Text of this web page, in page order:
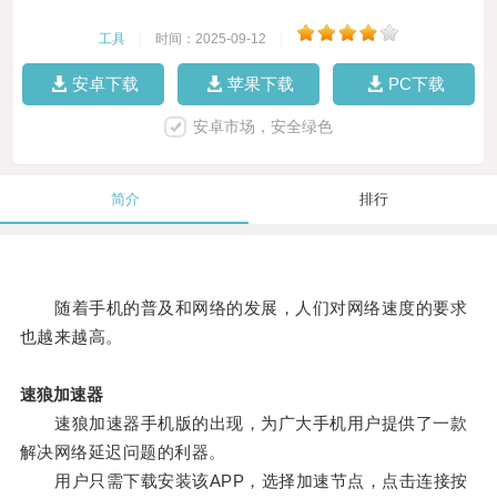
工具 时间：2025-09-12
安卓下载 苹果下载 PC下载
安卓市场，安全绿色
简介 排行
随着手机的普及和网络的发展，人们对网络速度的要求
也越来越高。
速狼加速器
速狼加速器手机版的出现，为广大手机用户提供了一款
解决网络延迟问题的利器。
用户只需下载安装该APP，选择加速节点，点击连接按